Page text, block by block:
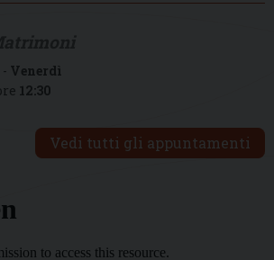
- Venerdì
12:30
Vedi tutti gli appuntamenti